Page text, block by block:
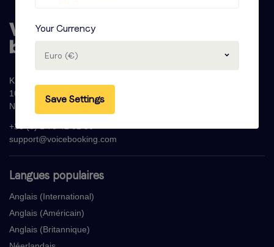
Langues populaires
Anglais (International)
Anglais (Américain)
Anglais (Britannique)
Krijn Taconiskade 286
1087 HW Amsterdam
Nederland
+33 (0) 1 76 42 02 50
support@voicebooking.com
Your Currency
Euro (€)
Save Settings